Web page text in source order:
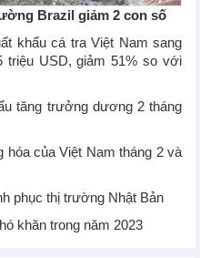
Brazil giảm 2 con số
khẩu cá tra Việt Nam sang
triệu USD, giảm 51% so với
tăng trưởng dương 2 tháng
hóa của Việt Nam tháng 2 và
phục thị trường Nhật Bản
khăn trong năm 2023